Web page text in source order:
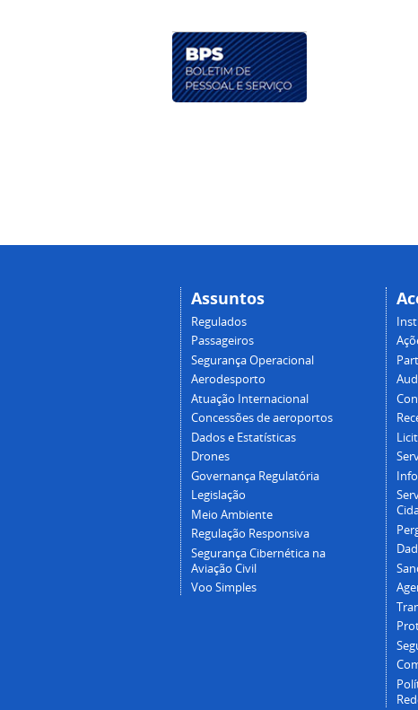
Assuntos
Regulados
Passageiros
Segurança Operacional
Aerodesporto
Atuação Internacional
Concessões de aeroportos
Dados e Estatísticas
Drones
Governança Regulatória
Legislação
Meio Ambiente
Regulação Responsiva
Segurança Cibernética na
Aviação Civil
Voo Simples